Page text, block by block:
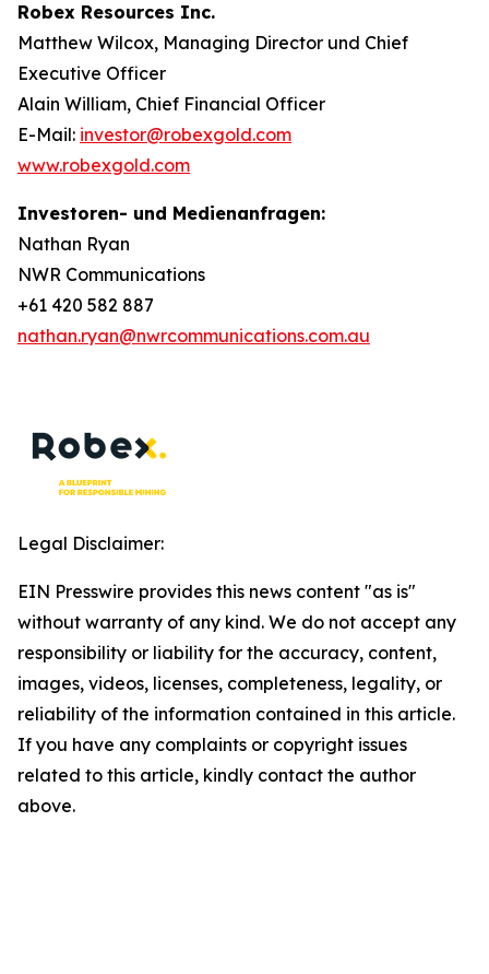
Robex Resources Inc.
Matthew Wilcox, Managing Director und Chief
Executive Officer
Alain William, Chief Financial Officer
E-Mail: investor@robexgold.com
www.robexgold.com
Investoren- und Medienanfragen:
Nathan Ryan
NWR Communications
+61 420 582 887
nathan.ryan@nwrcommunications.com.au
Legal Disclaimer:
EIN Presswire provides this news content "as is"
without warranty of any kind. We do not accept any
responsibility or liability for the accuracy, content,
images, videos, licenses, completeness, legality, or
reliability of the information contained in this article.
If you have any complaints or copyright issues
related to this article, kindly contact the author
above.